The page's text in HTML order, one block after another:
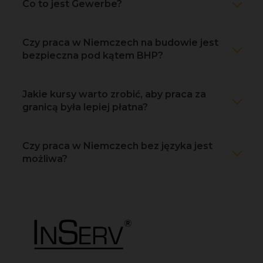
Co to jest Gewerbe?
Czy praca w Niemczech na budowie jest
bezpieczna pod kątem BHP?
Jakie kursy warto zrobić, aby praca za
granicą była lepiej płatna?
Czy praca w Niemczech bez języka jest
możliwa?